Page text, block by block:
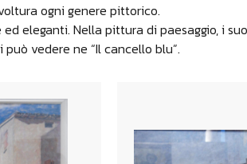
ogni genere pittorico.
eleganti. Nella pittura di paesaggio, i
vedere ne “Il cancello blu”.